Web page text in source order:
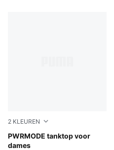
2 KLEUREN
PWRMODE tanktop voor
dames
Puma Black